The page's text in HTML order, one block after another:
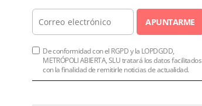
APUNTARME
De conformidad con el RGPD y la LOPDGDD,
METRÓPOLI ABIERTA, SLU tratará los datos facilitados
con la finalidad de remitirle noticias de actualidad.